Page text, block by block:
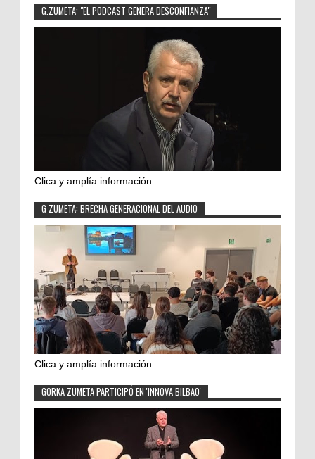
G.ZUMETA: "EL PODCAST GENERA DESCONFIANZA"
Clica y amplía información
G ZUMETA: BRECHA GENERACIONAL DEL AUDIO
Clica y amplía información
GORKA ZUMETA PARTICIPÓ EN 'INNOVA BILBAO'